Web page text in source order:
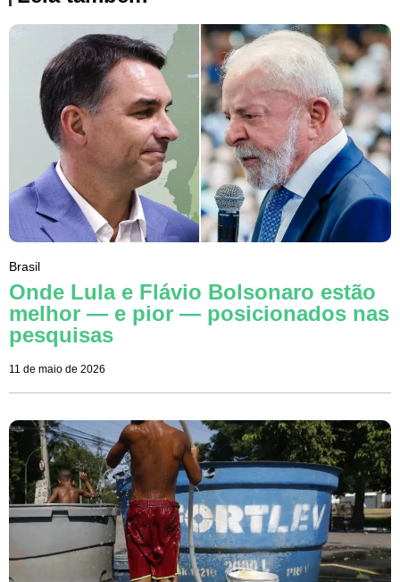
Brasil
Onde Lula e Flávio Bolsonaro estão
melhor — e pior — posicionados nas
pesquisas
11 de maio de 2026